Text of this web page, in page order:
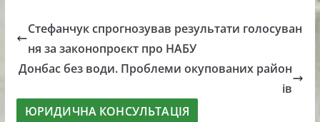
Стефанчук спрогнозував результати голосуван
ня за законопроєкт про НАБУ
Донбас без води. Проблеми окупованих район
ів
ЮРИДИЧНА КОНСУЛЬТАЦІЯ